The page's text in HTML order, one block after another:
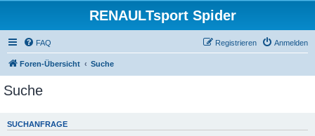
RENAULTsport Spider
FAQ Anmelden
Registrieren
Foren-Übersicht Suche
Suche
SUCHANFRAGE